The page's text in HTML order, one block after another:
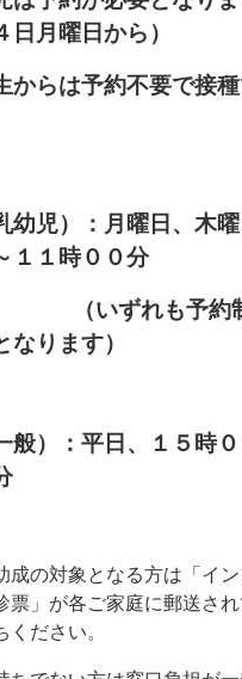
日月曜日から）
は予約不要で接種
幼児）：月曜日、木
１１時００分
（いずれも予約
なります）
般）：平日、１５時
成の対象となる方は「イ
票」が各ご家庭に郵送さ
ださい。